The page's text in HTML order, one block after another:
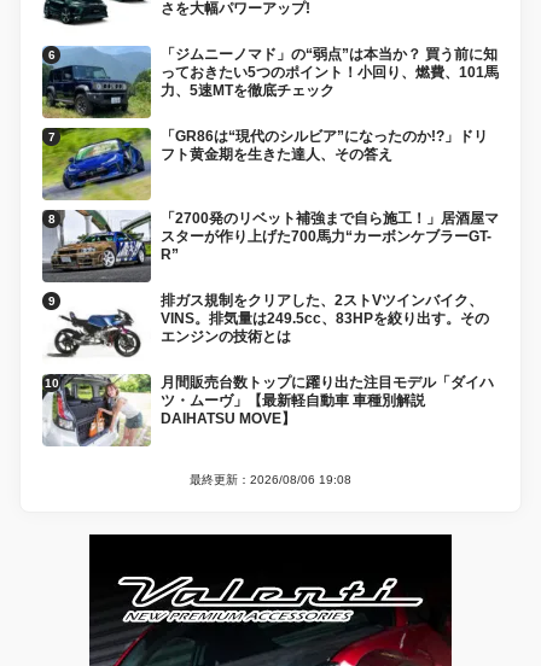
さを大幅パワーアップ!
「ジムニーノマド」の“弱点”は本当か？ 買う前に知
っておきたい5つのポイント！小回り、燃費、101馬
力、5速MTを徹底チェック
「GR86は“現代のシルビア”になったのか!?」ドリ
フト黄金期を生きた達人、その答え
「2700発のリベット補強まで自ら施工！」居酒屋マ
スターが作り上げた700馬力“カーボンケブラーGT-
R”
排ガス規制をクリアした、2ストVツインバイク、
VINS。排気量は249.5cc、83HPを絞り出す。その
エンジンの技術とは
月間販売台数トップに躍り出た注目モデル「ダイハ
ツ・ムーヴ」【最新軽自動車 車種別解説
DAIHATSU MOVE】
最終更新：2026/08/06 19:08